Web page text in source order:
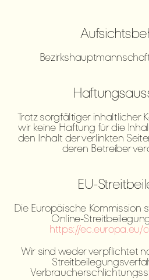
Trotz sorgfältiger inhaltlicher
wir keine Haftung für die
den Inhalt der verlinkten
deren Betreiber
EU-
Die Europäische Kommission
Online-
https://ec.europa.eu/
Wir sind weder verpflichtet